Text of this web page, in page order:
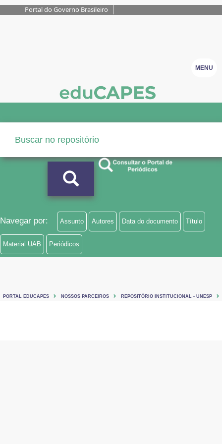
Portal do Governo Brasileiro
MENU
Navegar por: Assunto Autores Data do documento Título
Material UAB Periódicos
PORTAL EDUCAPES NOSSOS PARCEIROS REPOSITÓRIO INSTITUCIONAL - UNESP